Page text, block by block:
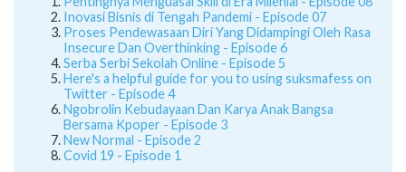
Pentingnya Menguasai Skill di Era Milenial - Episode 08
Inovasi Bisnis di Tengah Pandemi - Episode 07
Proses Pendewasaan Diri Yang Didampingi Oleh Rasa
Insecure Dan Overthinking - Episode 6
Serba Serbi Sekolah Online - Episode 5
Here's a helpful guide for you to using suksmafess on
Twitter - Episode 4
Ngobrolin Kebudayaan Dan Karya Anak Bangsa
Bersama Kpoper - Episode 3
New Normal - Episode 2
Covid 19 - Episode 1